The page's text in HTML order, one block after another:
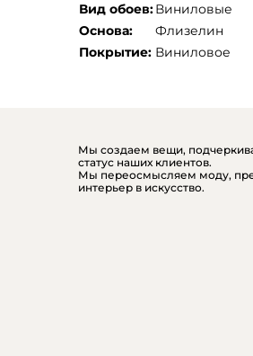
Вид обоев:Виниловые
Основа:
Флизелин
Покрытие: Виниловое
Мы создаем вещи,
статус наших клиентов.
Мы переосмысляем моду,
интерьер в искусство.